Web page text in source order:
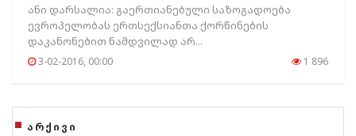
ანი დარსალია: გაერთიანებული საზოგადოება
ევროპელობას ერთსექსიანთა ქორწინების
დაკანონებით ნამდვილად არ...
3-02-2016, 00:00 1 896
ᲐᲠᲥᲘᲕᲘ